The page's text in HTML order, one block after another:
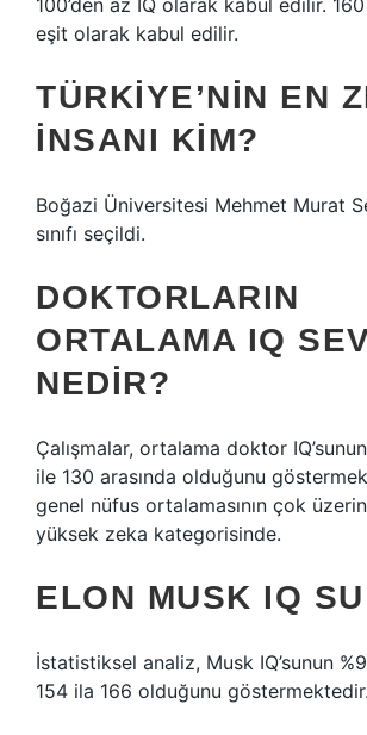
100’den az IQ olarak kabul edilir.
eşit olarak kabul edilir.
TÜRKIYE’NIN EN
INSANI KIM?
Boğazi Üniversitesi Mehmet Murat
sınıfı seçildi.
DOKTORLARIN
ORTALAMA IQ
NEDIR?
Çalışmalar, ortalama doktor
ile 130 arasında olduğunu
genel nüfus ortalamasının çok
yüksek zeka kategorisinde.
ELON MUSK IQ
İstatistiksel analiz, Musk IQ’sunun
154 ila 166 olduğunu göstermektedir.